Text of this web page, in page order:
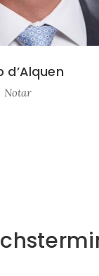
d’Alquen
Notar